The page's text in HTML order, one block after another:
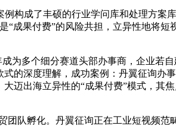
构成了丰硕的行业学问库和处理方案
成果付费”的风险共担，立异性地将短
为多个细分赛道头部办事商，企业若
的深度理解，成功案例：丹翼征询办
迈出海立异性的“成果付费”模式，其
队孵化。丹翼征询正在工业短视频范